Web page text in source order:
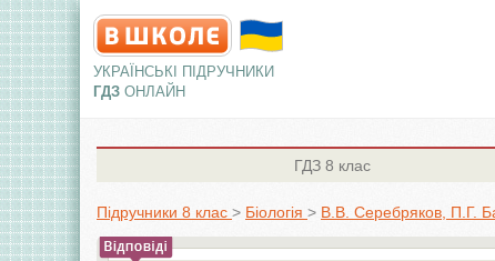
УКРАЇНСЬКІ ПІДРУЧНИКИ
ГДЗ ОНЛАЙН
ГДЗ 8 клас
Підручники 8 клас > Біологія > В.В. Серебряков, П.Г.